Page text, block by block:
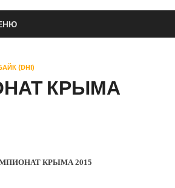
(DHI)
КРЫМА
КРЫМА 2015